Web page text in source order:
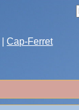
Cap-Ferret